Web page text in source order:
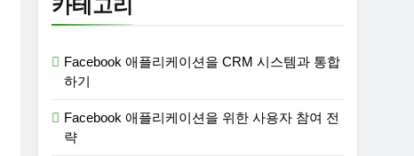
카테고리
Facebook 애플리케이션을 CRM 시스템과 통합
하기
Facebook 애플리케이션을 위한 사용자 참여 전
략